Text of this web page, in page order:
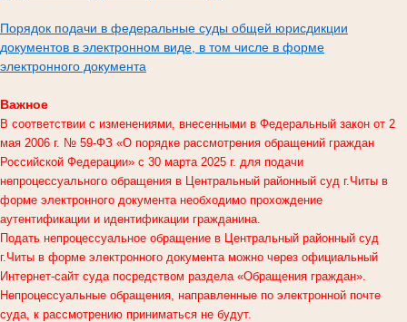
Порядок подачи в федеральные суды общей юрисдикции
документов в электронном виде, в том числе в форме
электронного документа
Важное
В соответствии с изменениями, внесенными в Федеральный закон от 2
мая 2006 г. № 59-ФЗ «О порядке рассмотрения обращений граждан
Российской Федерации» с 30 марта 2025 г. для подачи
непроцессуального обращения в Центральный районный суд г.Читы в
форме электронного документа необходимо прохождение
аутентификации и идентификации гражданина.
Подать непроцессуальное обращение в Центральный районный суд
г.Читы в форме электронного документа можно через официальный
Интернет-сайт суда посредством раздела «Обращения граждан».
Непроцессуальные обращения, направленные по электронной почте
суда, к рассмотрению приниматься не будут.